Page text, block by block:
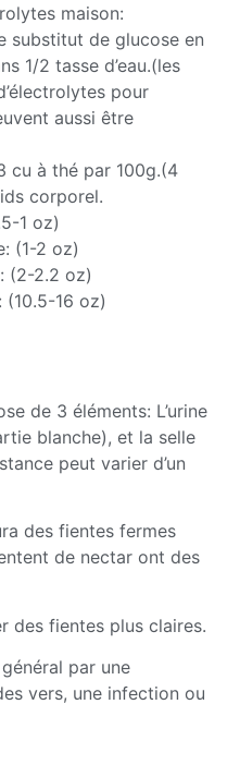
maison:
substitut de glucose en
1/2 tasse d’eau.(les
pour
aussi être
cu à thé par 100g.(4
corporel.
1 oz)
(1-2 oz)
(2-2.2 oz)
(10.5-16 oz)
de 3 éléments: L’urine
blanche), et la selle
peut varier d’un
des fientes fermes
de nectar ont des
des fientes plus claires.
par une
vers, une infection ou